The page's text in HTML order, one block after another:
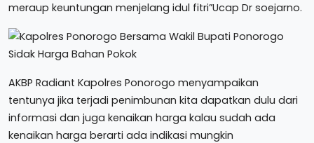
meraup keuntungan menjelang idul fitri”Ucap Dr soejarno.
AKBP Radiant Kapolres Ponorogo menyampaikan
tentunya jika terjadi penimbunan kita dapatkan dulu dari
informasi dan juga kenaikan harga kalau sudah ada
kenaikan harga berarti ada indikasi mungkin